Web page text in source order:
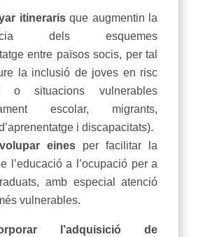
itinerarisque augmentin la
dels esquemes
entre països socis, per tal
la inclusió de joves en risc
o situacions vulnerables
escolar, migrants,
i discapacitats).
einesper facilitar la
l’educació a l’ocupació per a
amb especial atenció
vulnerables.
l’adquisició de